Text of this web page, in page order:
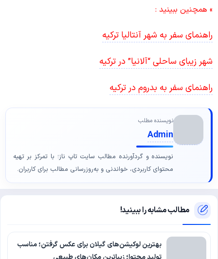
» همچنین ببینید :
راهنمای سفر به شهر آنتالیا ترکیه
شهر زیبای ساحلی “آلانیا” در ترکیه
راهنمای سفر به بدروم در ترکیه
نویسنده مطلب
Admin
نویسنده و گردآورنده مطالب سایت تاپ ناز؛ با تمرکز بر تهیه
محتوای کاربردی، خواندنی و به‌روزرسانی مطالب برای کاربران.
مطالب مشابه را ببینید!
بهترین لوکیشن‌های گیلان برای عکس گرفتن؛ مناسب